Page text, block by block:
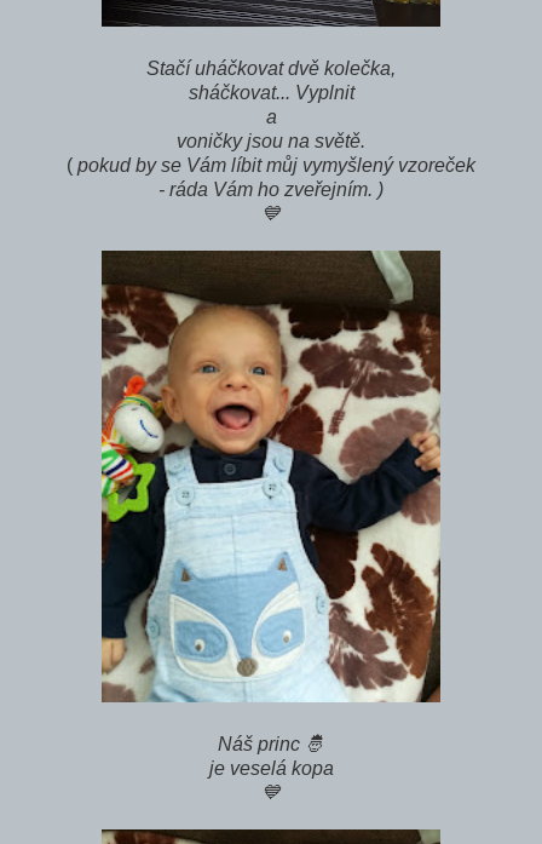
Stačí uháčkovat dvě kolečka,
sháčkovat... Vyplnit
a
voničky jsou na světě.
( pokud by se Vám líbit můj vymyšlený vzoreček
- ráda Vám ho zveřejním. )
💙
Náš princ 🤴
je veselá kopa
💙